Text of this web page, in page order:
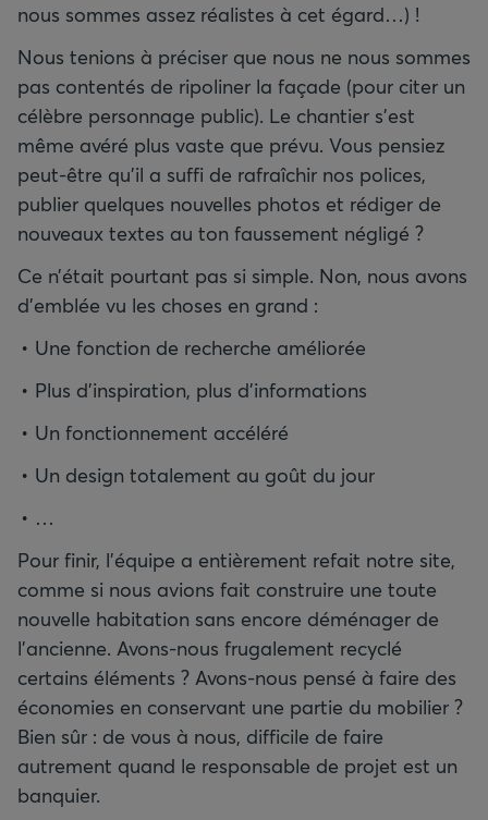
nous sommes assez réalistes à cet égard…) !
Nous tenions à préciser que nous ne nous sommes
pas contentés de ripoliner la façade (pour citer un
célèbre personnage public). Le chantier s’est
même avéré plus vaste que prévu. Vous pensiez
peut-être qu’il a suffi de rafraîchir nos polices,
publier quelques nouvelles photos et rédiger de
nouveaux textes au ton faussement négligé ?
Ce n’était pourtant pas si simple. Non, nous avons
d’emblée vu les choses en grand :
Une fonction de recherche améliorée
Plus d’inspiration, plus d’informations
Un fonctionnement accéléré
Un design totalement au goût du jour
…
Pour finir, l’équipe a entièrement refait notre site,
comme si nous avions fait construire une toute
nouvelle habitation sans encore déménager de
l’ancienne. Avons-nous frugalement recyclé
certains éléments ? Avons-nous pensé à faire des
économies en conservant une partie du mobilier ?
Bien sûr : de vous à nous, difficile de faire
autrement quand le responsable de projet est un
banquier.